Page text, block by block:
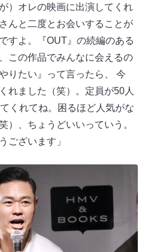
）オレの映画に出演してくれ
んと二度とお会いすることが
すよ。『OUT』の続編のある
この作品でみんなに会えるの
りたい』って言ったら、 今
れました（笑）。定員が50人
くれてね。困るほど人気がな
）、ちょうどいいっていう。
ございます」